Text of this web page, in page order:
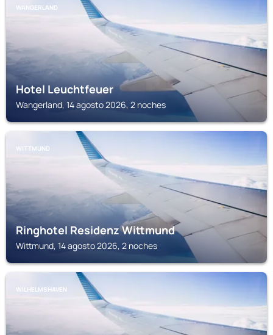
WANGERLAND
Hotel Leuchtfeuer
Wangerland, 14 agosto 2026, 2 noches
WITTMUND
Ringhotel Residenz Wittmund
Wittmund, 14 agosto 2026, 2 noches
WILHELMSHAVEN